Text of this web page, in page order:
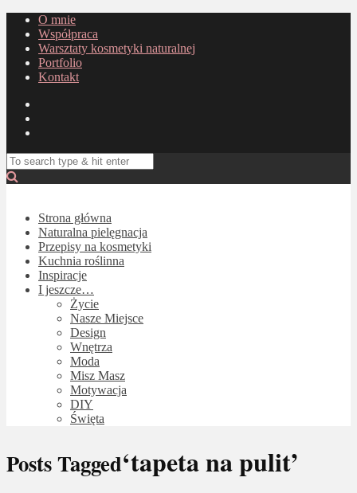
O mnie
Współpraca
Warsztaty kosmetyki naturalnej
Portfolio
Kontakt
Strona główna
Naturalna pielęgnacja
Przepisy na kosmetyki
Kuchnia roślinna
Inspiracje
I jeszcze…
Życie
Nasze Miejsce
Design
Wnętrza
Moda
Misz Masz
Motywacja
DIY
Święta
Posts Tagged‘tapeta na pulit’